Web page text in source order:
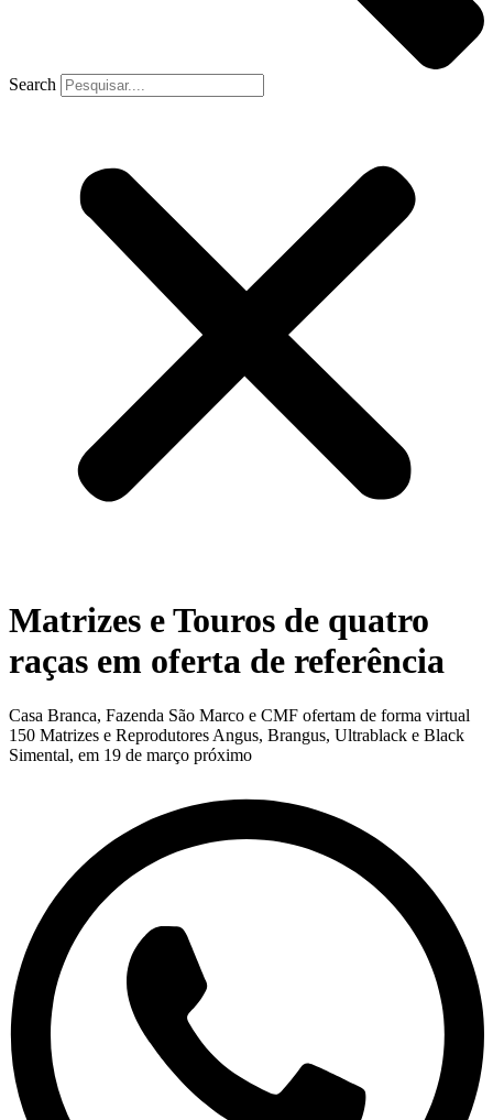
Search
Matrizes e Touros de quatro
raças em oferta de referência
Casa Branca, Fazenda São Marco e CMF ofertam de forma virtual
150 Matrizes e Reprodutores Angus, Brangus, Ultrablack e Black
Simental, em 19 de março próximo